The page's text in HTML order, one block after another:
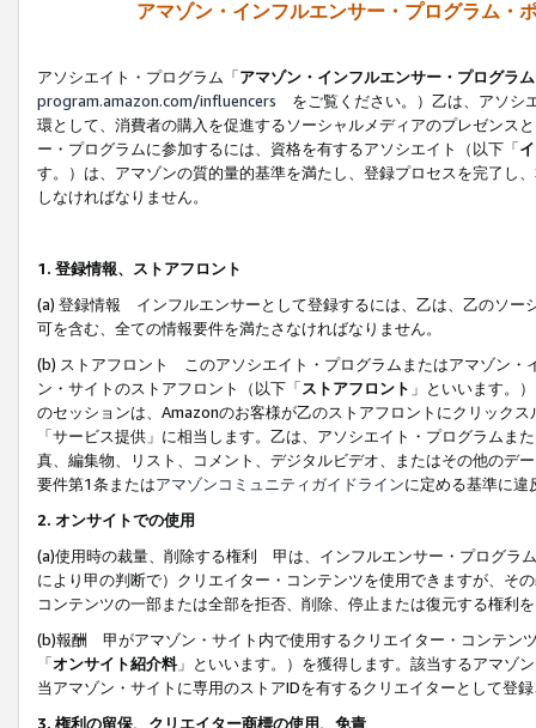
アマゾン・インフルエンサー・プログラム・
アソシエイト・プログラム「アマゾン・インフルエンサー・プログラム
program.amazon.com/influencers をご覧ください。）乙は、アソシ
環として、消費者の購入を促進するソーシャルメディアのプレゼンス
ー・プログラムに参加するには、資格を有するアソシエイト（以下「
す。）は、アマゾンの質的量的基準を満たし、登録プロセスを完了し、
しなければなりません。
1. 登録情報、ストアフロント
(a) 登録情報 インフルエンサーとして登録するには、乙は、乙のソー
可を含む、全ての情報要件を満たさなければなりません。
(b) ストアフロント このアソシエイト・プログラムまたはアマゾン・
ン・サイトのストアフロント（以下「ストアフロント 」といいます。
のセッションは、Amazonのお客様が乙のストアフロントにクリック
「サービス提供」に相当します。乙は、アソシエイト・プログラム
真、編集物、リスト、コメント、デジタルビデオ、またはその他のデ
要件第1条またはアマゾンコミュニティガイドラインに定める基準に違
2. オンサイトでの使用
(a)使用時の裁量、削除する権利 甲は、インフルエンサー・プログラ
により甲の判断で）クリエイター・コンテンツを使用できますが、そ
コンテンツの一部または全部を拒否、削除、停止または復元する権利
(b)報酬 甲がアマゾン・サイト内で使用するクリエイター・コンテン
「オンサイト紹介料」といいます。）を獲得します。該当するアマゾ
当アマゾン・サイトに専用のストアIDを有するクリエイターとして登
3. 権利の留保、クリエイター商標の使用、免責